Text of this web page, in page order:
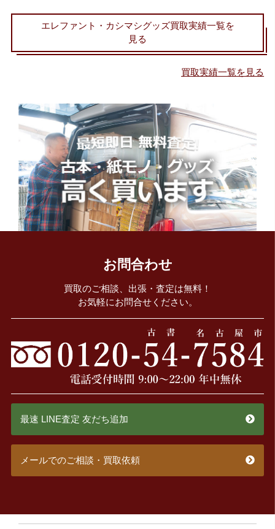
エレファント・カシマシグッズ買取実績一覧を
見る
買取実績一覧を見る
お問合わせ
買取のご相談、出張・査定は無料！
お気軽にお問合せください。
最速 LINE査定 友だち追加
メールでのご相談・買取依頼